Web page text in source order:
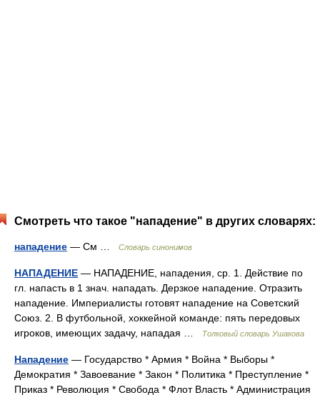
Смотреть что такое "нападение" в других словарях:
нападение — См … Словарь синонимов
НАПАДЕНИЕ — НАПАДЕНИЕ, нападения, ср. 1. Действие по
гл. напасть в 1 знач. нападать. Дерзкое нападение. Отразить
нападение. Империалисты готовят нападение на Советский
Союз. 2. В футбольной, хоккейной команде: пять передовых
игроков, имеющих задачу, нападая …
Толковый словарь Ушакова
Нападение — Государство * Армия * Война * Выборы *
Демократия * Завоевание * Закон * Политика * Преступление *
Приказ * Революция * Свобода * Флот Власть * Администрация